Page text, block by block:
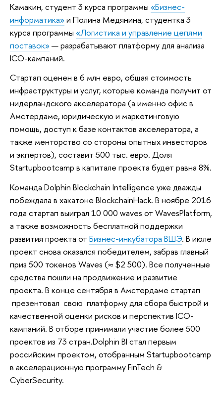
Камакин, студент 3 курса программы «Бизнес-
информатика»и Полина Медянина, студентка 3
курса программы «Логистика и управление цепями
поставок»— разрабатывают платформу для анализа
ICO-кампаний.
Стартап оценен в 6 млн евро, общая стоимость
инфраструктуры и услуг, которые команда получит от
нидерландского акселератора (а именно офис в
Амстердаме, юридическую и маркетинговую
помощь, доступ к базе контактов акселератора, а
также менторство со стороны опытных инвесторов
и экпертов), составит 500 тыс. евро. Доля
Startupbootcamp в капитале проекта будет равна 8%.
Команда Dolphin Blockchain Intelligence уже дважды
побеждала в хакатоне BlockchainHack. В ноябре 2016
года стартап выиграл 10 000 waves от WavesPlatform,
а также возможность бесплатной поддержки
развития проекта от Бизнес-инкубатора ВШЭ. В июле
проект снова оказался победителем, забрав главный
приз 500 токенов Waves (≈ $2 500). Все полученные
средства пошли на продвижение и развитие
проекта. В конце сентября в Амстердаме стартап
презентовал свою платформу для сбора быстрой и
качественной оценки рисков и перспектив ICO-
кампаний. В отборе принимали участие более 500
проектов из 73 стран.Dolphin BI стал первым
российским проектом, отобранным Startupbootcamp
в акселерационную программу FinTech &
CyberSecurity.